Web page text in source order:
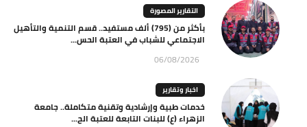
التقارير المصورة
بأكثر من (795) ألف مستفيد.. قسم التنمية والتأهيل
الاجتماعي للشباب في العتبة الحس...
06/08/2026
اخبار وتقارير
خدمات طبية وإرشادية وتقنية متكاملة.. جامعة
الزهراء (ع) للبنات التابعة للعتبة الح...